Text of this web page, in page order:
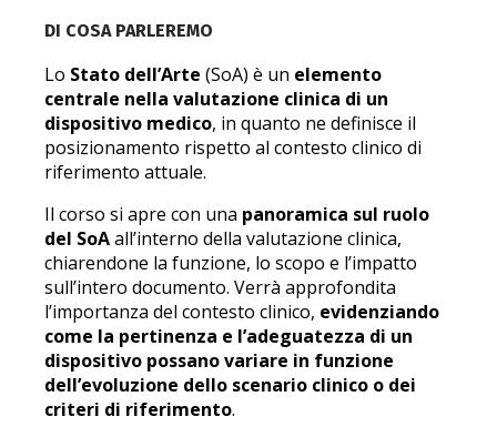
DI COSA PARLEREMO
Lo Stato dell’Arte (SoA) è un elemento
centrale nella valutazione clinica di un
dispositivo medico, in quanto ne definisce il
posizionamento rispetto al contesto clinico di
riferimento attuale.
Il corso si apre con una panoramica sul ruolo
del SoAall’interno della valutazione clinica,
chiarendone la funzione, lo scopo e l’impatto
sull’intero documento. Verrà approfondita
l’importanza del contesto clinico, evidenziando
come la pertinenza e l’adeguatezza di un
dispositivo possano variare in funzione
dell’evoluzione dello scenario clinico o dei
criteri di riferimento.